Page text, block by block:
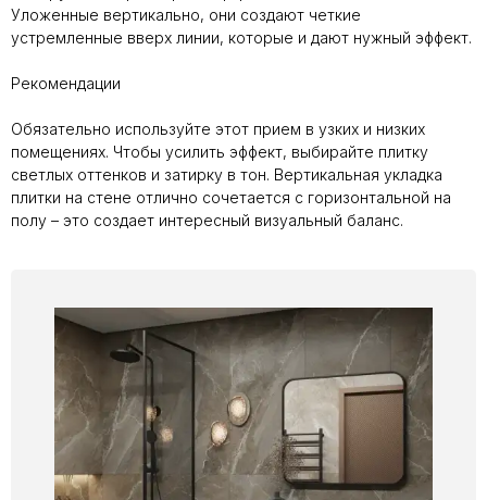
Уложенные вертикально, они создают четкие
устремленные вверх линии, которые и дают нужный эффект.
Рекомендации
Обязательно используйте этот прием в узких и низких
помещениях. Чтобы усилить эффект, выбирайте плитку
светлых оттенков и затирку в тон. Вертикальная укладка
плитки на стене отлично сочетается с горизонтальной на
полу – это создает интересный визуальный баланс.